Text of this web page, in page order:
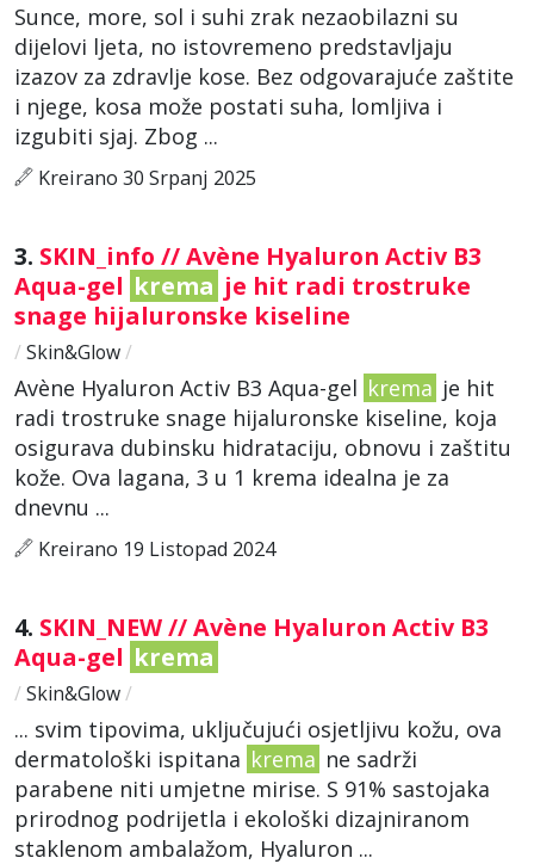
Sunce, more, sol i suhi zrak nezaobilazni su
dijelovi ljeta, no istovremeno predstavljaju
izazov za zdravlje kose. Bez odgovarajuće zaštite
i njege, kosa može postati suha, lomljiva i
izgubiti sjaj. Zbog ...
Kreirano 30 Srpanj 2025
3. SKIN_info // Avène Hyaluron Activ B3
Aqua-gel krema je hit radi trostruke
snage hijaluronske kiseline
/ Skin&Glow/
Avène Hyaluron Activ B3 Aqua-gel krema je hit
radi trostruke snage hijaluronske kiseline, koja
osigurava dubinsku hidrataciju, obnovu i zaštitu
kože. Ova lagana, 3 u 1 krema idealna je za
dnevnu ...
Kreirano 19 Listopad 2024
4. SKIN_NEW // Avène Hyaluron Activ B3
Aqua-gel krema
/ Skin&Glow/
... svim tipovima, uključujući osjetljivu kožu, ova
dermatološki ispitana krema ne sadrži
parabene niti umjetne mirise. S 91% sastojaka
prirodnog podrijetla i ekološki dizajniranom
staklenom ambalažom, Hyaluron ...